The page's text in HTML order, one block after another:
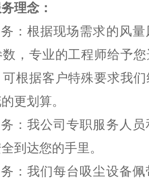
理念：
：根据现场需求的风
，专业的工程师给予
根据客户特殊要求我
更划算。
：我公司专职服务人
到达您的手里。
：我们每台吸尘设备